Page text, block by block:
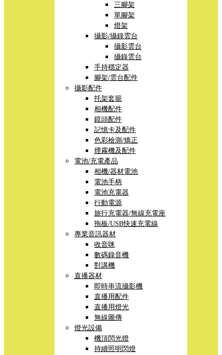
三腳架
單腳架
燈架
攝影/攝錄雲台
攝影雲台
攝錄雲台
手持穩定器
腳架/雲台配件
攝影配件
托架套籠
相機配件
鏡頭配件
記憶卡及配件
色彩檢測/矯正
煙霧機及配件
電池/充電產品
相機/器材電池
電池手柄
電池充電器
行動電源
旅行充電器/無線充電座
拖板/USB快速充電線
專業音訊器材
收音咪
數碼錄音機
對講機
直播器材
即時串流攝影機
直播用配件
直播用燈光
無線圖傳
燈光設備
機頂閃光燈
持續照明閃燈